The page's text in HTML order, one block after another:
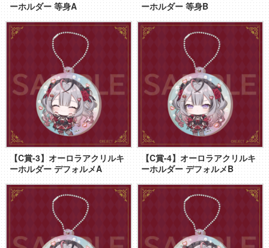
ーホルダー 等身A
ーホルダー 等身B
【C賞-3】オーロラアクリルキ
ーホルダー デフォルメA
【C賞-4】オーロラアクリルキ
ーホルダー デフォルメB